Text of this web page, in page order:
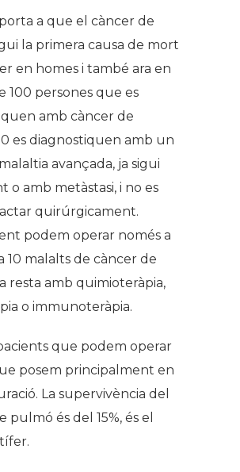
a que el càncer de
la primera causa de mort
en homes i també ara en
100 persones que es
amb càncer de
es diagnostiquen amb un
avançada, ja sigui
o amb metàstasi, i no es
quirúrgicament.
podem operar només a
10 malalts de càncer de
resta amb quimioteràpia,
o immunoteràpia.
que podem operar
posem principalment en
La supervivència del
pulmó és del 15%, és el